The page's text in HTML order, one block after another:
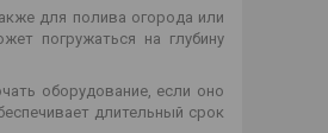
для полива огорода или
погружаться на глубину
оборудование, если оно
длительный срок